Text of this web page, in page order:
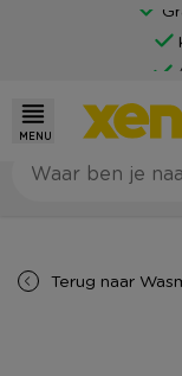
MENU
Terug naar